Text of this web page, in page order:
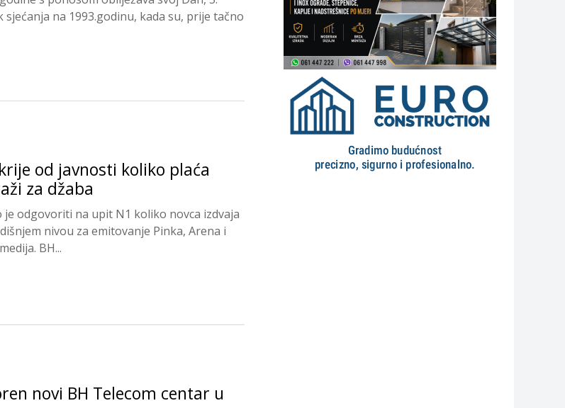
sjećanja na 1993.godinu, kada su, prije tačno
od javnosti koliko plaća
za džaba
je odgovoriti na upit N1 koliko novca izdvaja
nivou za emitovanje Pinka, Arena i
BH...
novi BH Telecom centar u